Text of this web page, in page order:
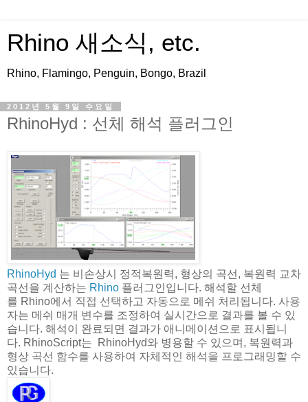
Rhino 새소식, etc.
Rhino, Flamingo, Penguin, Bongo, Brazil
2012년 5월 9일 수요일
RhinoHyd : 선체 해석 플러그인
RhinoHyd 는 비손상시 정적복원력, 형상의 곡선, 복원력 교차
곡선을 계산하는 Rhino 플러그인입니다. 해석할 선체
를 Rhino에서 직접 선택하고 자동으로 메쉬 처리됩니다. 사용
자는 메쉬 매개 변수를 조정하여 실시간으로 결과를 볼 수 있
습니다. 해석이 완료되면 결과가 애니메이션으로 표시됩니
다. RhinoScript는 RhinoHyd와 병용할 수 있으며, 복원력과
형상 곡선 함수를 사용하여 자체적인 해석을 프로그래밍할 수
있습니다.